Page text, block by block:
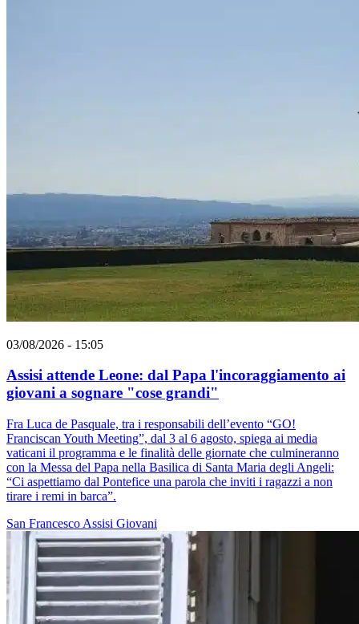
03/08/2026 - 15:05
Assisi attende Leone: dal Papa l'incoraggiamento ai
giovani a sognare "cose grandi"
Fra Luca de Pasquale, tra i responsabili dell’evento “GO!
Franciscan Youth Meeting”, dal 3 al 6 agosto, spiega ai media
vaticani il programma e le finalità delle giornate che culmineranno
con la Messa del Papa nella Basilica di Santa Maria degli Angeli:
“Ci aspettiamo dal Pontefice una parola che inviti i ragazzi a non
tirare i remi in barca”.
San Francesco Assisi Giovani